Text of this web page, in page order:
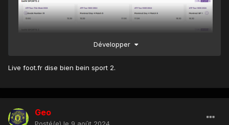
Par contre voici la liste des chaines qui le diffuse, au moins
y en a assez, facile finalement :
Développer
Live foot.fr dise bien bein sport 2.
Geo